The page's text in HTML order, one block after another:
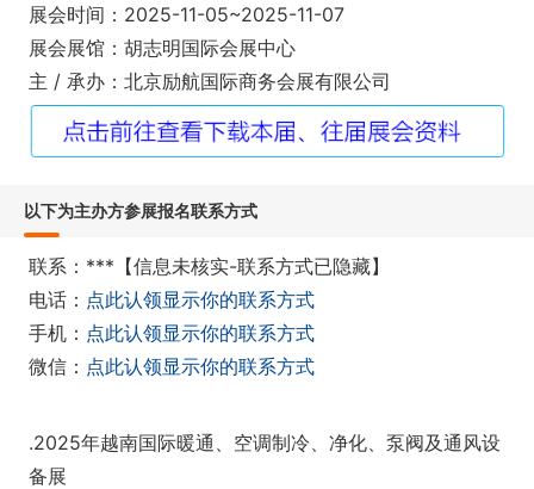
展会时间：2025-11-05~2025-11-07
展会展馆：胡志明国际会展中心
主 / 承办：北京励航国际商务会展有限公司
以下为主办方参展报名联系方式
联系：***【信息未核实-联系方式已隐藏】
电话： 点此认领显示你的联系方式
手机： 点此认领显示你的联系方式
微信： 点此认领显示你的联系方式
.2025年越南国际暖通、空调制冷、净化、泵阀及通风设
备展